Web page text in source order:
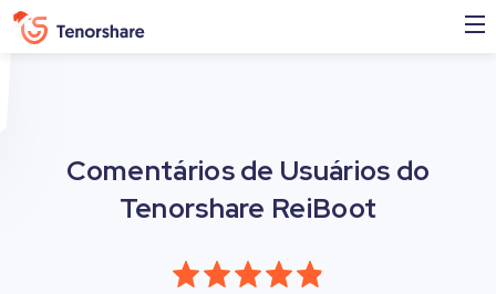
Comentários de Usuários do
Tenorshare ReiBoot